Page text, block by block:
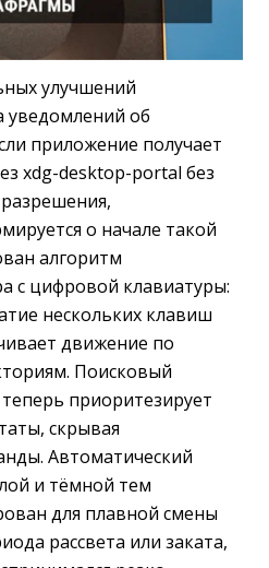
улучшений
уведомлений об
приложение получает
xdg-desktop-portal без
о начале такой
алгоритм
с цифровой клавиатуры:
нескольких клавиш
движение по
Поисковый
приоритезирует
скрывая
Автоматический
и тёмной тем
для плавной смены
рассвета или заката,